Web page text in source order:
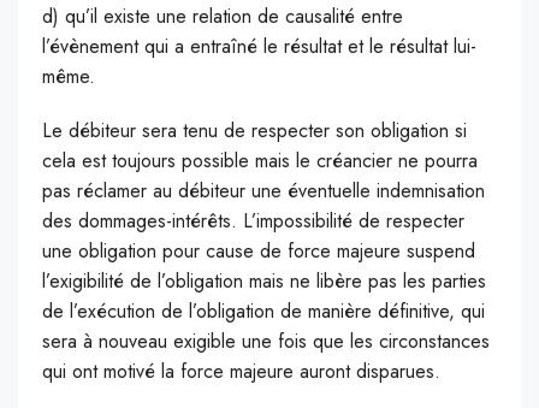
d) qu’il existe une relation de causalité entre
l’évènement qui a entraîné le résultat et le résultat lui-
même.
Le débiteur sera tenu de respecter son obligation si
cela est toujours possible mais le créancier ne pourra
pas réclamer au débiteur une éventuelle indemnisation
des dommages-intérêts. L’impossibilité de respecter
une obligation pour cause de force majeure suspend
l’exigibilité de l’obligation mais ne libère pas les parties
de l’exécution de l’obligation de manière définitive, qui
sera à nouveau exigible une fois que les circonstances
qui ont motivé la force majeure auront disparues.